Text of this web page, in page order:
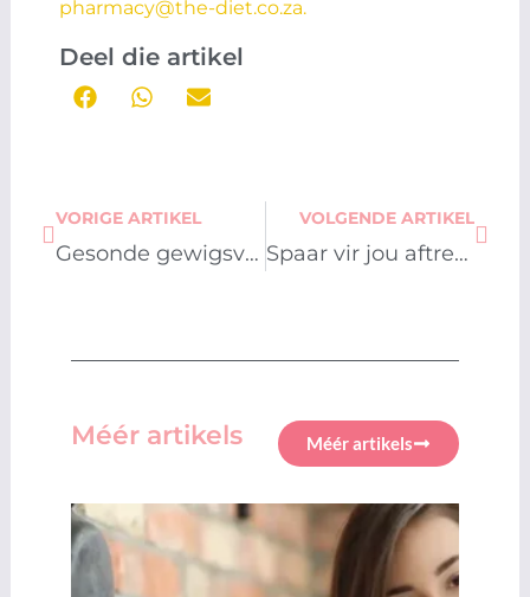
pharmacy@the-diet.co.za.
Deel die artikel
Prev
VORIGE ARTIKEL
Gesonde gewigsverlies is die eerste stap na ’n nuwe jy
VOLGENDE ARTIKEL
Spaar vir jou aftrede: ’n Slim pad na gemoedsrus
Next
Méér artikels Méér artikels